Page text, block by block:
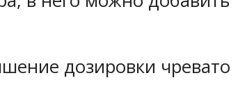
дозировки чревато